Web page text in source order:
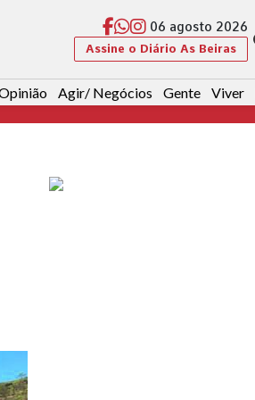
06 agosto 2026
Assine o Diário As Beiras
Agir/ Negócios Gente Viver